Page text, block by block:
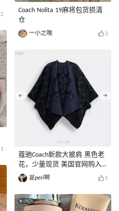
2
1
Coach Nolita 19麻将包货损清
仓
一小之哦 3
蔻驰Coach新款大披肩 黑色老
花，少量现货 美国官网购入
有凭证 799出，有需要请私信
是peri啊 5